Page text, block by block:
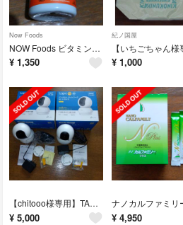
Now Foods
NOW Foods ビタミンD-3 5000IU 240錠
¥ 1,350
紀ノ国屋
¥ 1,000
【chitooo様専用】TAPOカメラ2個
¥ 5,000 ¥ 4,950